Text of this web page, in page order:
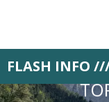
principal
FLASH INFO